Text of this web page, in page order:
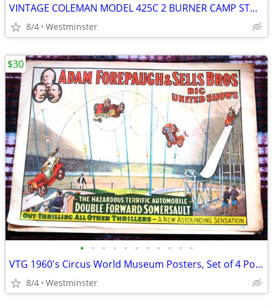
VINTAGE COLEMAN MODEL 425C 2 BURNER CAMP STOVE
8/4 Westminster
• • • • • • • • • • •
VTG 1960's Circus World Museum Posters, Set of 4 Posters New Old Stock
8/4 Westminster
$30